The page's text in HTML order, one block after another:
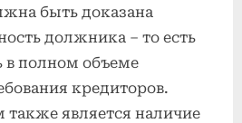
быть доказана
должника – то есть
в полном объеме
кредиторов.
является наличие